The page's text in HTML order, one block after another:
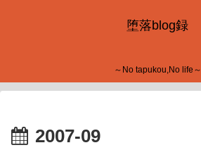
堕落blog録
～No tapukou,No life～
2007-09